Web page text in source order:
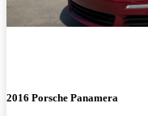
2016 Porsche Panamera